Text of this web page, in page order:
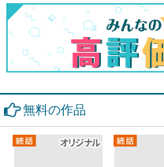
無料の作品